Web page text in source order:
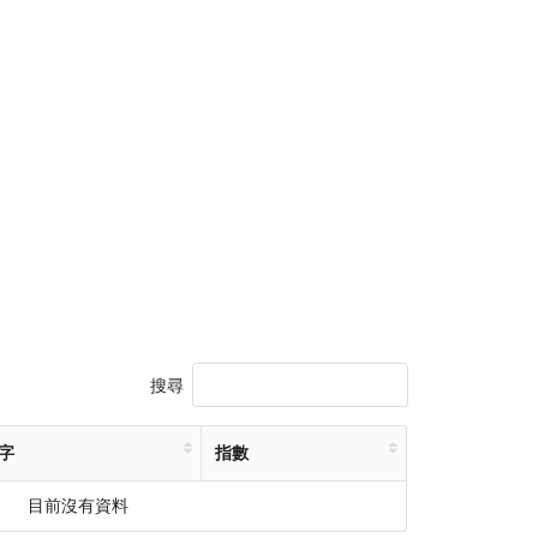
搜尋
指數
目前沒有資料